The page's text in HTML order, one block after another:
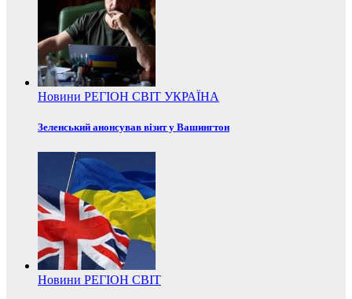
Новини РЕГІОН СВІТ УКРАЇНА
Зеленський анонсував візит у Вашингтон
Новини РЕГІОН СВІТ